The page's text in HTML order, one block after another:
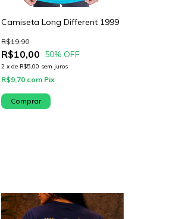
Camiseta Long Different 1999
R$10,00
R$19,90
50% OFF
2 x de R$5,00 sem juros
R$9,70 com Pix
Comprar